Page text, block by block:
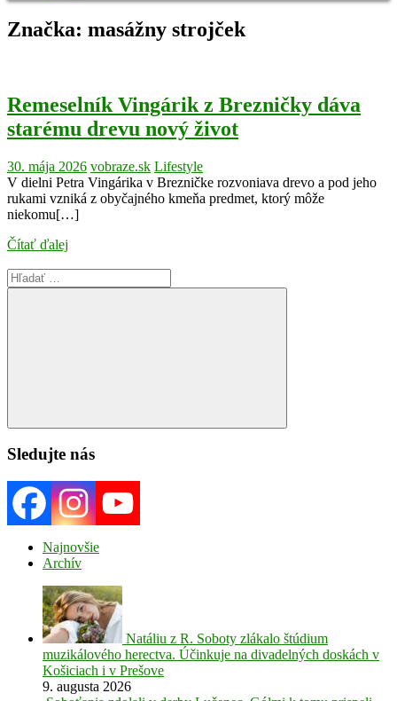
Značka: masážny strojček
Remeselník Vingárik z Brezničky dáva
starému drevu nový život
30. mája 2026 vobraze.sk Lifestyle
V dielni Petra Vingárika v Brezničke rozvoniava drevo a pod jeho
rukami vzniká z obyčajného kmeňa predmet, ktorý môže
niekomu[…]
Čítať ďalej
Search
for:
Search
Sledujte nás
Najnovšie
Archív
Natáliu z R. Soboty zlákalo štúdium
muzikálového herectva. Účinkuje na divadelných doskách v
Košiciach i v Prešove
9. augusta 2026